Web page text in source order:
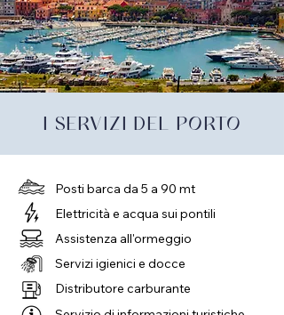
I SERVIZI DEL PORTO
Posti barca da 5 a 90 mt
Elettricità e acqua sui pontili
Assistenza all'ormeggio
Servizi igienici e docce
Distributore carburante